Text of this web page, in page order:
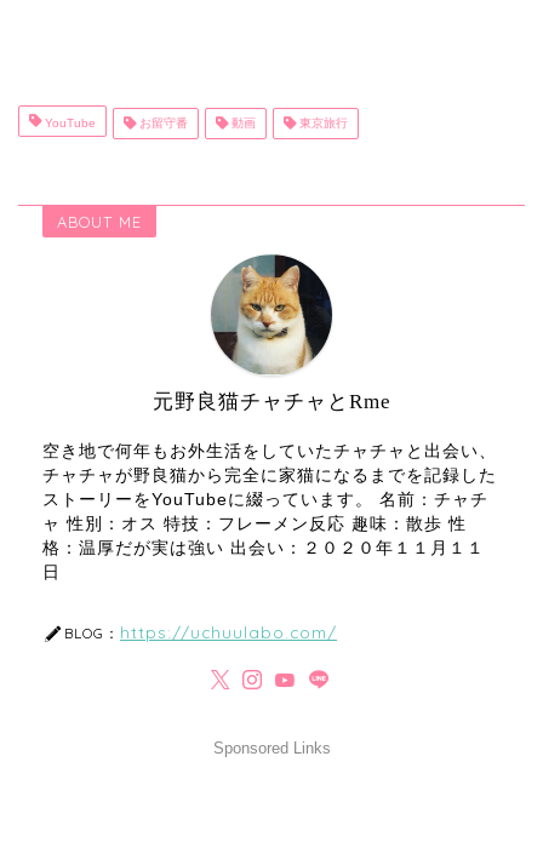
YouTube お留守番 動画 東京旅行
ABOUT ME
元野良猫チャチャとRme
空き地で何年もお外生活をしていたチャチャと出会い、
チャチャが野良猫から完全に家猫になるまでを記録した
ストーリーをYouTubeに綴っています。 名前：チャチ
ャ 性別：オス 特技：フレーメン反応 趣味：散歩 性
格：温厚だが実は強い 出会い：２０２０年１１月１１
日
BLOG： https://uchuulabo.com/
Sponsored Links